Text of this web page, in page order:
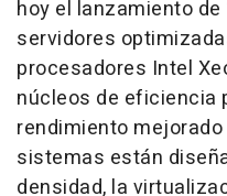
hoy el lanzamiento
servidores
procesadores Intel
núcleos de eficiencia
rendimiento
sistemas están
densidad, la